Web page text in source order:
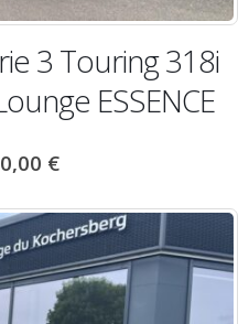
3 Touring 318i
ESSENCE
€